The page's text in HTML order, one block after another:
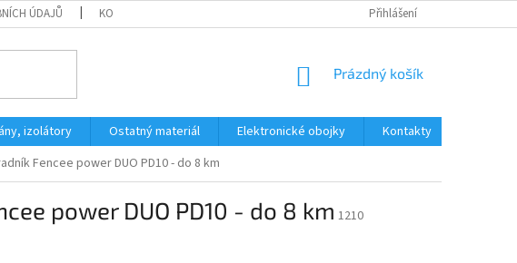
ÚDAJŮ KONTAKTY Přihlášení
NÁKUPNÍ
Prázdný košík
izolátory Ostatný materiál Elektronické obojky Kontakty
Fencee power DUO PD10 - do 8 km
power DUO PD10 - do 8 km 1210